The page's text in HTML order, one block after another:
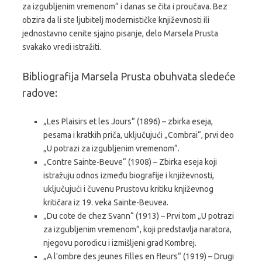
za izgubljenim vremenom“ i danas se čita i proučava. Bez
obzira da li ste ljubitelj modernističke književnosti ili
jednostavno cenite sjajno pisanje, delo Marsela Prusta
svakako vredi istražiti.
Bibliografija Marsela Prusta obuhvata sledeće
radove:
„Les Plaisirs et les Jours“ (1896) – zbirka eseja,
pesama i kratkih priča, uključujući „Combrai“, prvi deo
„U potrazi za izgubljenim vremenom“.
„Contre Sainte-Beuve“ (1908) – Zbirka eseja koji
istražuju odnos između biografije i književnosti,
uključujući i čuvenu Prustovu kritiku književnog
kritičara iz 19. veka Sainte-Beuvea.
„Du cote de chez Svann“ (1913) – Prvi tom „U potrazi
za izgubljenim vremenom“, koji predstavlja naratora,
njegovu porodicu i izmišljeni grad Kombrej.
„A l'ombre des jeunes filles en fleurs“ (1919) – Drugi